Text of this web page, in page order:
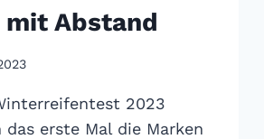
Abstand
2023
das erste Mal die Marken